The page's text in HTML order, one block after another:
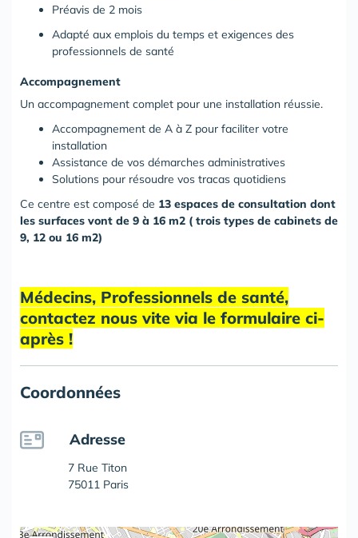
Préavis de 2 mois
Adapté aux emplois du temps et exigences des
professionnels de santé
Accompagnement
Un accompagnement complet pour une installation réussie.
Accompagnement de A à Z pour faciliter votre
installation
Assistance de vos démarches administratives
Solutions pour résoudre vos tracas quotidiens
Ce centre est composé de 13 espaces de consultation dont
les surfaces vont de 9 à 16 m2 ( trois types de cabinets de
9, 12 ou 16 m2)
Médecins, Professionnels de santé,
contactez nous vite via le formulaire ci-
après !
Coordonnées
Adresse
7 Rue Titon
75011 Paris